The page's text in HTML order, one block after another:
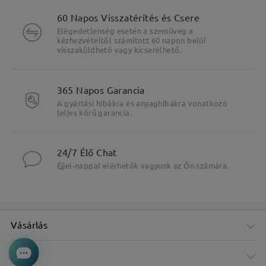
60 Napos Visszatérítés és Csere
Elégedetlenség esetén a szemüveg a
kézhezvételtől számított 60 napon belül
visszaküldhető vagy kicserélhető.
365 Napos Garancia
A gyártási hibákra és anyaghibákra vonatkozó
teljes körű garancia.
24/7 Élő Chat
Éjjel-nappal elérhetők vagyunk az Ön számára.
Vásárlás
Cég